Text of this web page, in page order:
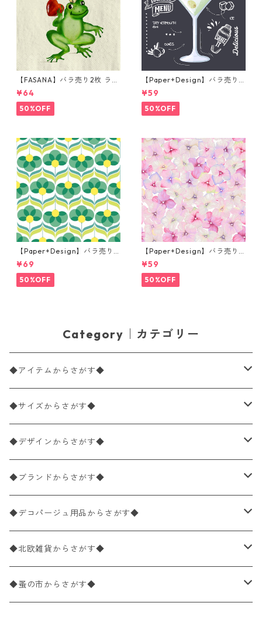
【FASANA】バラ売り2枚 ラン
チサイズ ペーパーナプキン Fr
og prince ナチュラル
¥64
50%OFF
【Paper+Design】バラ売り2
枚 カクテルサイズ ペーパーナ
プキン Martini ブラック
¥59
50%OFF
【Paper+Design】バラ売り2
枚 ランチサイズ ペーパーナプ
キン Geo Flowers グリーン
¥69
50%OFF
【Paper+Design】バラ売り2
枚 カクテルサイズ ペーパーナ
プキン Small blossoms ピン
ク
¥59
50%OFF
Category｜カテゴリー
◆アイテムからさがす◆
ペーパーナプキン2枚バラ売り
ペーパーナプキン1枚バラ売り
ペーパーナプキン20枚入りパック
ペーパーナプキン10枚入りパック
ライスペーパー
ペーパーリネンナプキン
◆サイズからさがす◆
33×33cm（ランチサイズ）
バラ売り
パック売り
25×25cm（カクテルサイズ）
バラ売り
パック売り
40×40cm（ディナーサイズ）
バラ売り
パック売り
21×21cm（ポケットサイズ）
バラ売り
33cm（ラウンド）
◆デザインからさがす◆
花柄
植物・グリーン柄
動物・鳥・昆虫・蝶柄
海・魚柄
◆ブランドからさがす◆
ドイツ製 IHR/イア
ランチサイズ
カクテルサイズ
ドイツ製 Ambiente/アンビエンテ
ランチサイズ
ドイツ製 Paperproducts Design
◆デコパージュ用品からさがす◆
デコパージュ液
デコパージュ下地
◆北欧雑貨からさがす◆
シリコンモールド
◆蚤の市からさがす◆